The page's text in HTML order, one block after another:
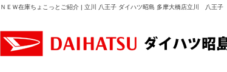
ＮＥＷ在庫ちょこっとご紹介 | 立川 八王子 ダイハツ昭島 多摩大橋店立川 八王